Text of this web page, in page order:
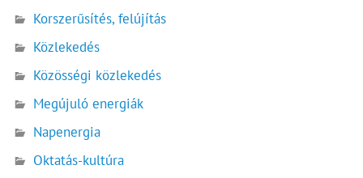
Korszerűsítés, felújítás
Közlekedés
Közösségi közlekedés
Megújuló energiák
Napenergia
Oktatás-kultúra